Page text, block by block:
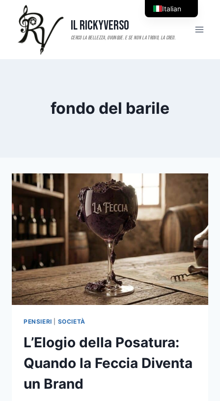
contenuto
Il RickyVerso
fondo del barile
PENSIERI SOCIETÀ
L’Elogio della Posatura:
Quando la Feccia Diventa
un Brand
Italian